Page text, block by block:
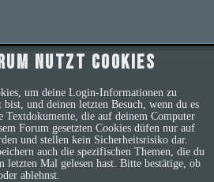
nutzt Cookies
um deine Login-Informationen zu
und deinen letzten Besuch, wenn du es
Textdokumente, die auf deinem Computer
Forum gesetzten Cookies düfen nur auf
und stellen kein Sicherheitsrisiko dar.
auch die spezifischen Themen, die du
letzten Mal gelesen hast. Bitte bestätige, ob
ablehnst.